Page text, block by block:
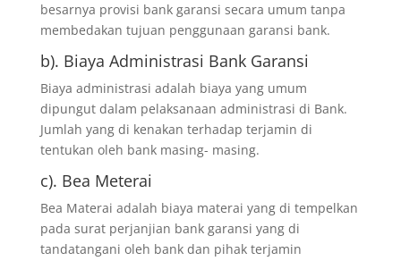
besarnya provisi bank garansi secara umum tanpa
membedakan tujuan penggunaan garansi bank.
b). Biaya Administrasi Bank Garansi
Biaya administrasi adalah biaya yang umum
dipungut dalam pelaksanaan administrasi di Bank.
Jumlah yang di kenakan terhadap terjamin di
tentukan oleh bank masing- masing.
c). Bea Meterai
Bea Materai adalah biaya materai yang di tempelkan
pada surat perjanjian bank garansi yang di
tandatangani oleh bank dan pihak terjamin